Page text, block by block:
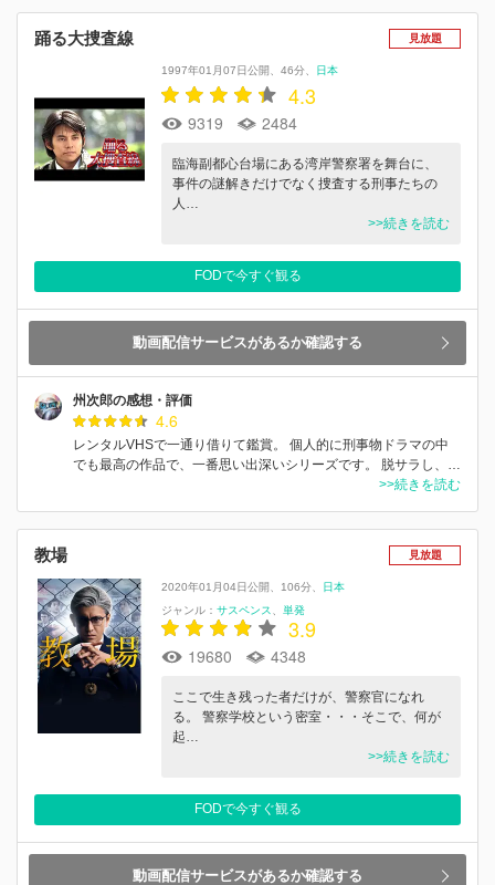
踊る大捜査線 見放題
1997年01月07日公開 46分 日本
4.3
9319 2484
臨海副都心台場にある湾岸警察署を舞台に、
事件の謎解きだけでなく捜査する刑事たちの
人…
>>続きを読む
FODで今すぐ観る
動画配信サービスがあるか確認する
州次郎の感想・評価
4.6
レンタルVHSで一通り借りて鑑賞。 個人的に刑事物ドラマの中
でも最高の作品で、一番思い出深いシリーズです。 脱サラし、…
>>続きを読む
教場 見放題
2020年01月04日公開 106分
日本
ジャンル： サスペンス 単発
3.9
19680 4348
ここで生き残った者だけが、警察官になれ
る。 警察学校という密室・・・そこで、何が
起…
>>続きを読む
FODで今すぐ観る
動画配信サービスがあるか確認する